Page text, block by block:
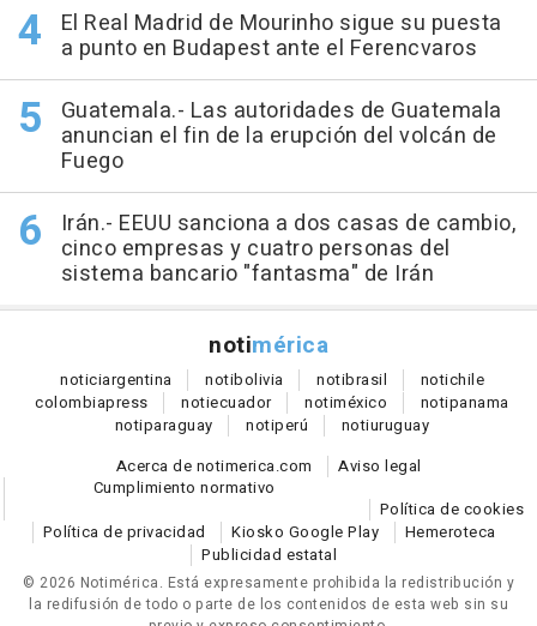
El Real Madrid de Mourinho sigue su puesta
a punto en Budapest ante el Ferencvaros
Guatemala.- Las autoridades de Guatemala
anuncian el fin de la erupción del volcán de
Fuego
Irán.- EEUU sanciona a dos casas de cambio,
cinco empresas y cuatro personas del
sistema bancario "fantasma" de Irán
notimérica
noticiargentina notibolivia notibrasil notichile
colombiapress notiecuador notiméxico notipanama
notiparaguay notiperú notiuruguay
Acerca de notimerica.com
Aviso legal
Cumplimiento normativo
Política de cookies
Política de privacidad
Kiosko Google Play
Hemeroteca
Publicidad estatal
© 2026 Notimérica. Está expresamente prohibida la redistribución y
la redifusión de todo o parte de los contenidos de esta web sin su